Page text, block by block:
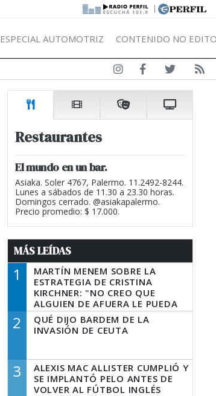
|
ESPECIAL AUTOMOTRIZ CONTENIDO NO
Restaurantes
El mundo en un bar.
Asiaka. Soler 4767, Palermo. 11.2492-8244.
Lunes a sábados de 11.30 a 23.30 horas.
Domingos cerrado. @asiakapalermo.
Precio promedio: $ 17.000.
MÁS LEÍDAS
1
MARTÍN MENEM SOBRE LA
ESTRATEGIA DE CRISTINA
KIRCHNER: "NO CREO QUE
ALGUIEN DE AFUERA LE PUEDA
DECIR A LA JUSTICIA LO QUE
TIENE QUE HACER"
2
QUÉ DIJO BARDEM DE LA
INVASIÓN DE CEUTA
3
ALEXIS MAC ALLISTER CUMPLIÓ Y
SE IMPLANTÓ PELO ANTES DE
VOLVER AL FÚTBOL INGLÉS